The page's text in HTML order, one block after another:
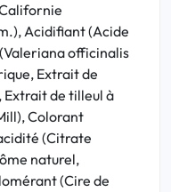
Acidifiant (Acide
officinalis
Extrait de
Extrait de tilleul à
Colorant
(Citrate
naturel,
(Cire de